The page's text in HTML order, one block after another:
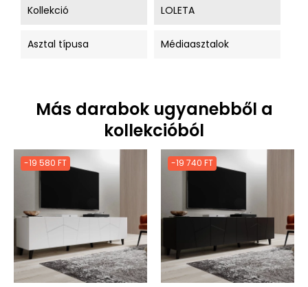
Kollekció LOLETA
Asztal típusa Médiaasztalok
Más darabok ugyanebből a
kollekcióból
-19 580 FT -19 740 FT